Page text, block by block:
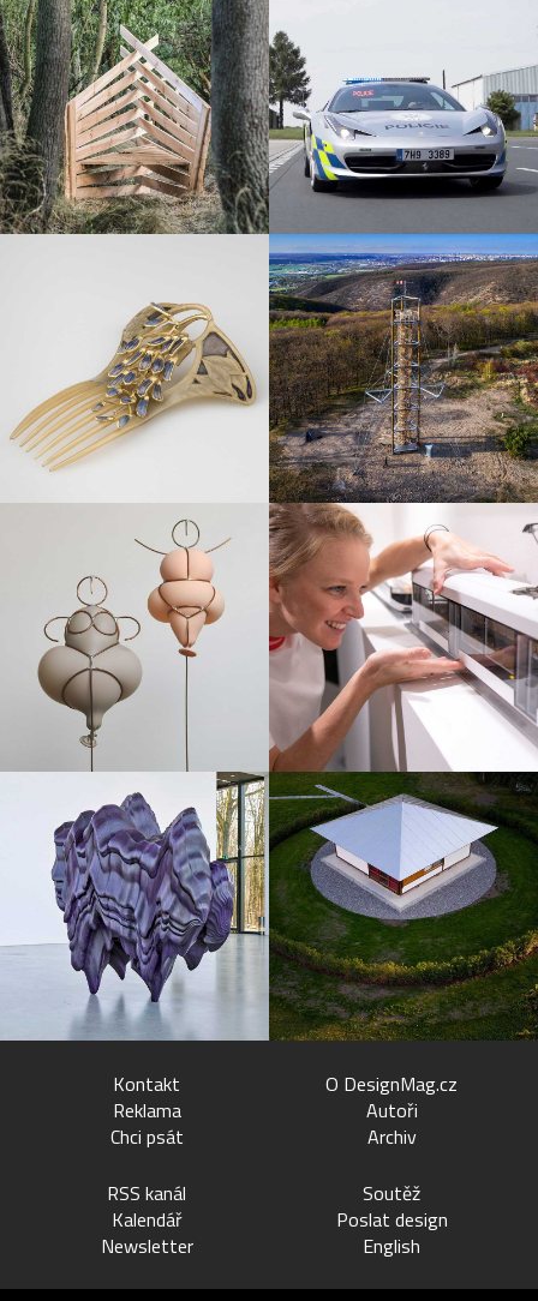
Kontakt
Reklama
Chci psát
O DesignMag.cz
Autoři
Archiv
RSS kanál
Kalendář
Newsletter
Soutěž
Poslat design
English